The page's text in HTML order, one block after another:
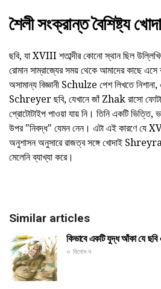
শৈলী সংক্রান্ত বৈশিষ্ট্য
ছবি, যা XVIII শতাব্দীর কোনো স্থান ছিল
রোমান সাম্রাজ্যের সময় থেকে আমাদের কাছে
অসামান্য বিজ্ঞানী Schulze পেশ লিখতে
Schreyer ছবি, যেখানে জাঁ Zhak রাসো
প্রোটোটাইপ পাওয়া যায় নি। তিনি একটি ভিত্তি,
উপর "নিবদ্ধ" যেমন নেন। এটা এই কারণে যে
অনুশাসন অনুসারে রাজত্ব সঙ্গে খোদাই Shreyra
মেলেনি ব্যাখ্যা করে।
Similar articles
কিভাবে একটি যুদ্ধ আঁকা যে ছবি
ও বিনোদন